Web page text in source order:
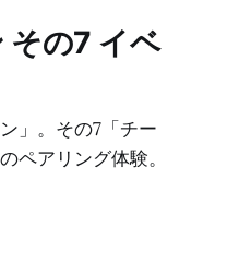
その7 イベ
」。その7「チー
ペアリング体験。